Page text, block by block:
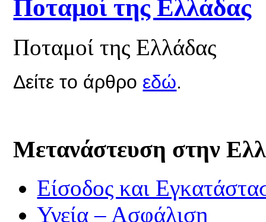
Ποταμοί της Ελλάδας
Ποταμοί της Ελλάδας
Δείτε το άρθρο εδώ.
Μετανάστευση στην
Είσοδος και
Υγεία – Ασφάλιση